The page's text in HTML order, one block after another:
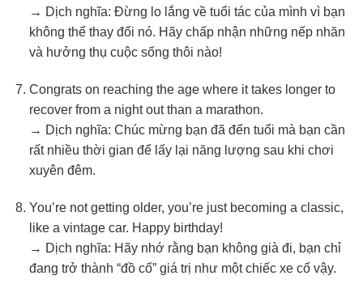
→ Dịch nghĩa: Đừng lo lắng về tuổi tác của mình vì bạn
không thể thay đổi nó. Hãy chấp nhận những nếp nhăn
và hưởng thụ cuộc sống thôi nào!
Congrats on reaching the age where it takes longer to
recover from a night out than a marathon.
→ Dịch nghĩa: Chúc mừng bạn đã đến tuổi mà bạn cần
rất nhiều thời gian để lấy lại năng lượng sau khi chơi
xuyên đêm.
You’re not getting older, you’re just becoming a classic,
like a vintage car. Happy birthday!
→ Dịch nghĩa: Hãy nhớ rằng bạn không già đi, bạn chỉ
đang trở thành “đồ cổ” giá trị như một chiếc xe cổ vậy.